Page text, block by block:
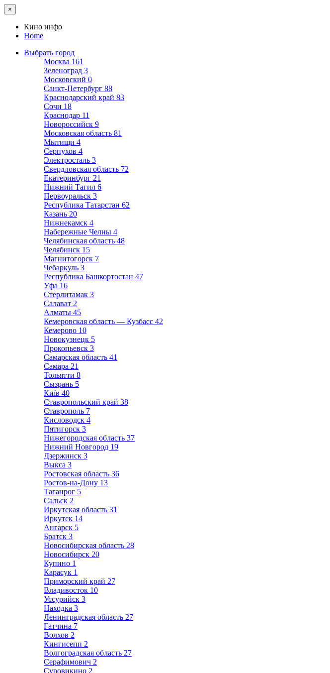
×
Кино инфо
Home
Выбрать город
Москва 161
Зеленоград 3
Московский 0
Санкт-Петербург 88
Краснодарский край 83
Сочи 18
Краснодар 11
Новороссийск 9
Московская область 81
Мытищи 4
Серпухов 4
Электросталь 3
Свердловская область 72
Екатеринбург 21
Нижний Тагил 6
Первоуральск 3
Республика Татарстан 62
Казань 20
Нижнекамск 4
Набережные Челны 4
Челябинская область 48
Челябинск 15
Магнитогорск 7
Чебаркуль 3
Республика Башкортостан 47
Уфа 16
Стерлитамак 3
Салават 2
Алматы 45
Кемеровская область — Кузбасс 42
Кемерово 10
Новокузнецк 5
Прокопьевск 3
Самарская область 41
Самара 21
Тольятти 8
Сызрань 5
Київ 40
Ставропольский край 38
Ставрополь 7
Кисловодск 4
Пятигорск 3
Нижегородская область 37
Нижний Новгород 19
Дзержинск 3
Выкса 3
Ростовская область 36
Ростов-на-Дону 13
Таганрог 5
Сальск 2
Иркутская область 31
Иркутск 14
Ангарск 5
Братск 3
Новосибирская область 28
Новосибирск 20
Купино 1
Карасук 1
Приморский край 27
Владивосток 10
Уссурийск 3
Находка 3
Ленинградская область 27
Гатчина 7
Волхов 2
Кингисепп 2
Волгоградская область 27
Серафимович 2
Суровикино 2